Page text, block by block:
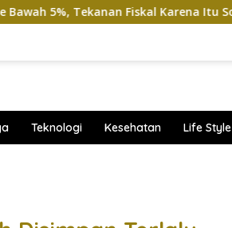
Tekanan Fiskal Karena Itu Sorotan
Teknologi Kesehatan Life Style